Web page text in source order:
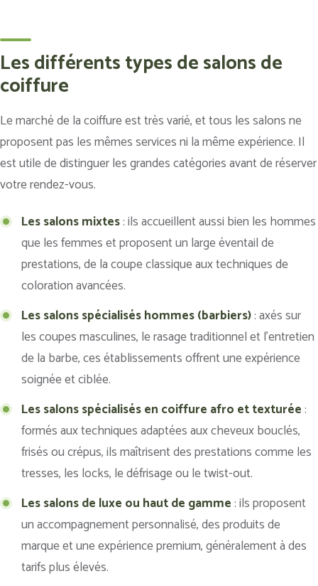
Les différents types de salons de
coiffure
Le marché de la coiffure est très varié, et tous les salons ne
proposent pas les mêmes services ni la même expérience. Il
est utile de distinguer les grandes catégories avant de réserver
votre rendez-vous.
Les salons mixtes: ils accueillent aussi bien les hommes
que les femmes et proposent un large éventail de
prestations, de la coupe classique aux techniques de
coloration avancées.
Les salons spécialisés hommes (barbiers): axés sur
les coupes masculines, le rasage traditionnel et l’entretien
de la barbe, ces établissements offrent une expérience
soignée et ciblée.
Les salons spécialisés en coiffure afro et texturée :
formés aux techniques adaptées aux cheveux bouclés,
frisés ou crépus, ils maîtrisent des prestations comme les
tresses, les locks, le défrisage ou le twist-out.
Les salons de luxe ou haut de gamme : ils proposent
un accompagnement personnalisé, des produits de
marque et une expérience premium, généralement à des
tarifs plus élevés.